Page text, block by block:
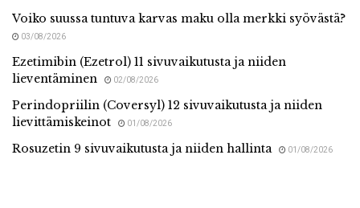
Voiko suussa tuntuva karvas maku olla merkki syövästä?
03/08/2026
Ezetimibin (Ezetrol) 11 sivuvaikutusta ja niiden
lieventäminen
02/08/2026
Perindopriilin (Coversyl) 12 sivuvaikutusta ja niiden
lievittämiskeinot
01/08/2026
Rosuzetin 9 sivuvaikutusta ja niiden hallinta 01/08/2026